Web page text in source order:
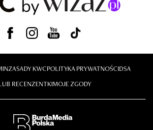
ZASADY KWCPOLITYKA PRYWATNOŚCIDSA
RECENZENTKIMOJE ZGODY